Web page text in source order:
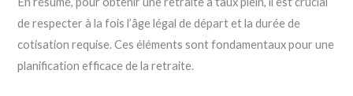
de respecter à la fois l’âge légal de départ et la durée de
cotisation requise. Ces éléments sont fondamentaux pour une
planification efficace de la retraite.